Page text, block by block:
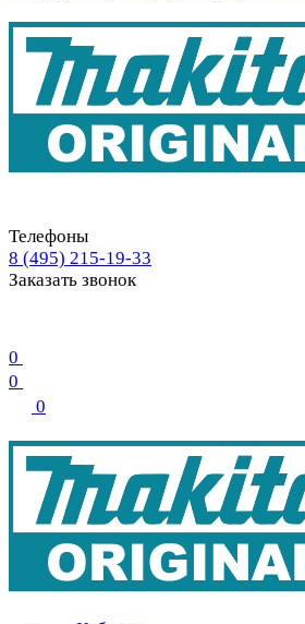
Телефоны
8 (495) 215-19-33
Заказать звонок
0
0
0